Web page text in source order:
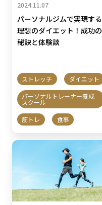
2024.11.07
パーソナルジムで実現する
理想のダイエット！成功の
秘訣と体験談
ストレッチ
ダイエット
パーソナルトレーナー養成
スクール
筋トレ
食事